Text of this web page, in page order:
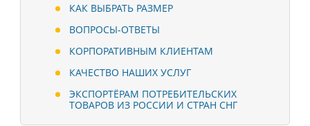
КАК ВЫБРАТЬ РАЗМЕР
ВОПРОСЫ-ОТВЕТЫ
КОРПОРАТИВНЫМ КЛИЕНТАМ
КАЧЕСТВО НАШИХ УСЛУГ
ЭКСПОРТЁРАМ ПОТРЕБИТЕЛЬСКИХ
ТОВАРОВ ИЗ РОССИИ И СТРАН СНГ